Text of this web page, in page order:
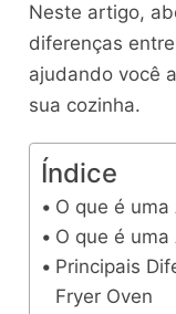
Neste artigo,
diferenças
ajudando você
sua cozinha.
Índice
O que é uma
O que é uma
Principais
Fryer Oven